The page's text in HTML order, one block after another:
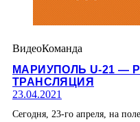
ВидеоКоманда
МАРИУПОЛЬ U-21 —
ТРАНСЛЯЦИЯ
23.04.2021
Сегодня, 23-го апреля, на